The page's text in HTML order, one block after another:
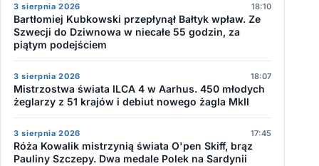
3 sierpnia 2026 18:10
Bartłomiej Kubkowski przepłynął Bałtyk wpław. Ze
Szwecji do Dziwnowa w niecałe 55 godzin, za
piątym podejściem
3 sierpnia 2026 18:07
Mistrzostwa świata ILCA 4 w Aarhus. 450 młodych
żeglarzy z 51 krajów i debiut nowego żagla MkII
3 sierpnia 2026 17:45
Róża Kowalik mistrzynią świata O'pen Skiff, brąz
Pauliny Szczepy. Dwa medale Polek na Sardynii